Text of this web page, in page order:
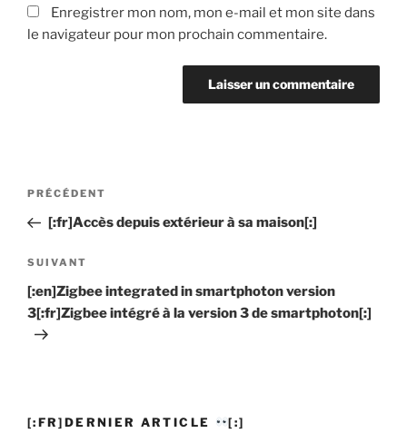
Enregistrer mon nom, mon e-mail et mon site dans
le navigateur pour mon prochain commentaire.
Navigation
l’article
Article
précédent
PRÉCÉDENT
[:fr]Accès depuis extérieur à sa maison[:]
Article
suivant
SUIVANT
[:en]Zigbee integrated in smartphoton version
3[:fr]Zigbee intégré à la version 3 de smartphoton[:]
[:FR]DERNIER ARTICLE [:]